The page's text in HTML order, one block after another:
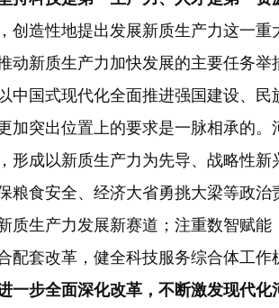
创造性地提出发展新质生产力这一
动新质生产力加快发展的主要任务
中国式现代化全面推进强国建设、
加突出位置上的要求是一脉相承的
形成以新质生产力为先导、战略性
粮食安全、经济大省勇挑大梁等政
质生产力发展新赛道；注重数智赋
配套改革，健全科技服务综合体工作
步全面深化改革，不断激发现代化